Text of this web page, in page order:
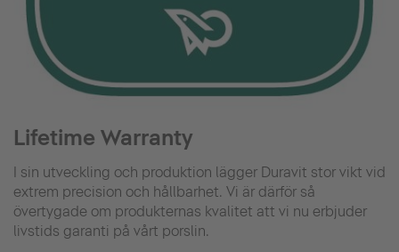
Lifetime Warranty
I sin utveckling och produktion lägger Duravit stor vikt vid
extrem precision och hållbarhet. Vi är därför så
övertygade om produkternas kvalitet att vi nu erbjuder
livstids garanti på vårt porslin.